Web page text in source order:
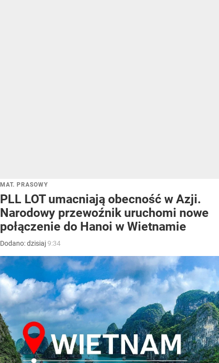
MAT. PRASOWY
PLL LOT umacniają obecność w Azji.
Narodowy przewoźnik uruchomi nowe
połączenie do Hanoi w Wietnamie
Dodano:dzisiaj9:34